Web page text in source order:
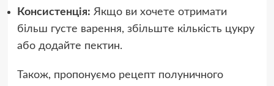
Консистенція: Якщо ви хочете отримати
більш густе варення, збільште кількість цукру
або додайте пектин.
Також, пропонуємо рецепт полуничного